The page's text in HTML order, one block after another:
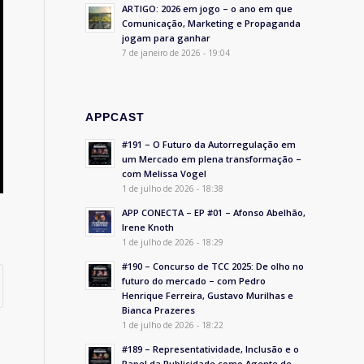
ARTIGO: 2026 em jogo – o ano em que
Comunicação, Marketing e Propaganda
jogam para ganhar
7 de janeiro de 2026 - 19:04
APPCAST
#191 – O Futuro da Autorregulação em
um Mercado em plena transformação –
com Melissa Vogel
1 de julho de 2026 - 18:38
APP CONECTA – EP #01 – Afonso Abelhão,
Irene Knoth
1 de julho de 2026 - 18:29
#190 – Concurso de TCC 2025: De olho no
futuro do mercado – com Pedro
Henrique Ferreira, Gustavo Murilhas e
Bianca Prazeres
1 de julho de 2026 - 18:22
#189 – Representatividade, Inclusão e o